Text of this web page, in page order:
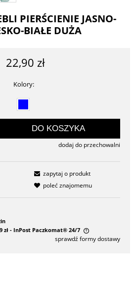
PIERŚCIENIE JASNO-
BIAŁE DUŻA
22,90 zł
Kolory:
DO KOSZYKA
dodaj do przechowalni
zapytaj o produkt
poleć znajomemu
zł - InPost Paczkomat® 24/7
kosztów płatności
sprawdź formy dostawy